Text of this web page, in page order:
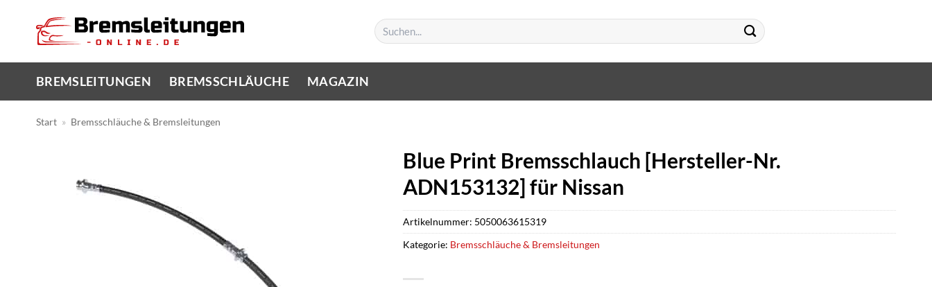
springen
Suchen
nach:
BREMSLEITUNGEN BREMSSCHLÄUCHE MAGAZIN
Start » Bremsschläuche & Bremsleitungen
Blue Print Bremsschlauch [Hersteller-Nr.
ADN153132] für Nissan
Artikelnummer: 5050063615319
Kategorie: Bremsschläuche & Bremsleitungen